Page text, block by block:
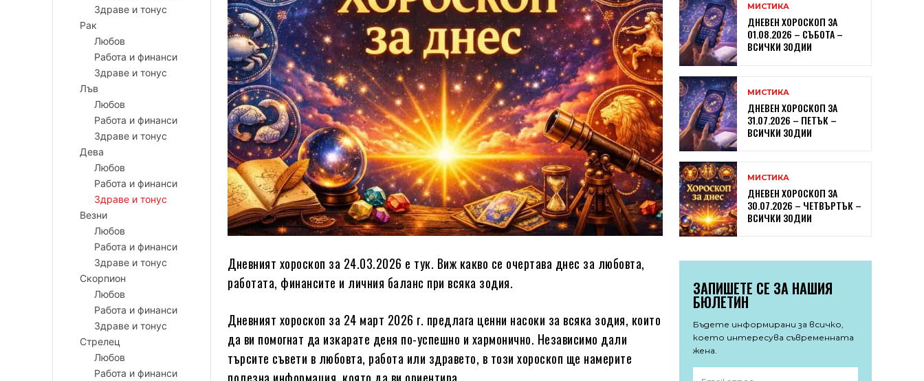
Здраве и тонус
Рак
Любов
Работа и финанси
Здраве и тонус
Лъв
Любов
Работа и финанси
Здраве и тонус
Дева
Любов
Работа и финанси
Здраве и тонус
Везни
Любов
Работа и финанси
Здраве и тонус
Скорпион
Любов
Работа и финанси
Здраве и тонус
Стрелец
Любов
Работа и финанси
Дневният хороскоп за 24.03.2026 е тук. Виж какво се очертава днес за любовта,
работата, финансите и личния баланс при всяка зодия.
Дневният хороскоп за 24 март 2026 г. предлага ценни насоки за всяка зодия, които
да ви помогнат да изкарате деня по-успешно и хармонично. Независимо дали
търсите съвети в любовта, работа или здравето, в този хороскоп ще намерите
МИСТИКА
ДНЕВЕН ХОРОСКОП ЗА
01.08.2026 – СЪБОТА –
ВСИЧКИ ЗОДИИ
МИСТИКА
ДНЕВЕН ХОРОСКОП ЗА
31.07.2026 – ПЕТЪК –
ВСИЧКИ ЗОДИИ
МИСТИКА
ДНЕВЕН ХОРОСКОП ЗА
30.07.2026 – ЧЕТВЪРТЪК –
ВСИЧКИ ЗОДИИ
ЗАПИШЕТЕ СЕ ЗА НАШИЯ
БЮЛЕТИН
Бъдете информирани за всичко,
което интересува съвременната
жена.